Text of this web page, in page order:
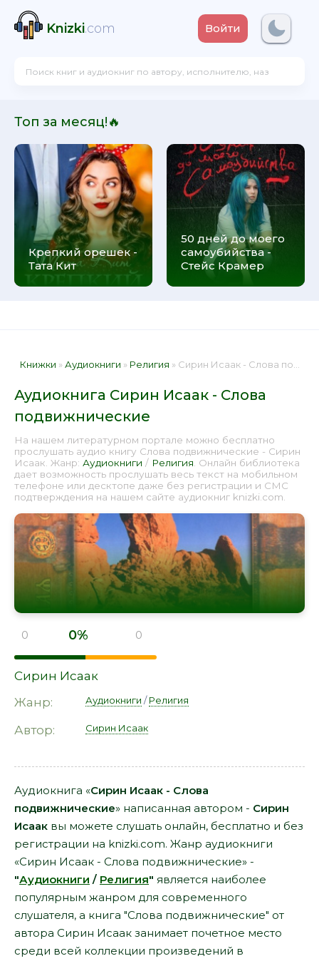
Knizki.com Войти
Топ за месяц!🔥
Крепкий орешек -
Тата Кит
50 дней до моего
самоубийства -
Стейс Крамер
Книжки »Аудиокниги » Религия » Сирин Исаак - Слова подвижнические 📕 - Книга онлайн бесплатно
Аудиокнига Сирин Исаак - Слова
подвижнические
На нашем литературном портале можно бесплатно
прослушать аудио книгу Слова подвижнические - Сирин
Исаак. Жанр: Аудиокниги / Религия . Онлайн библиотека
дает возможность прослушать весь текст на мобильном
телефоне или десктопе даже без регистрации и СМС
подтверждения на нашем сайте аудиокниг knizki.com.
0 0% 0
Сирин Исаак
Жанр:
Аудиокниги /Религия
Автор: Сирин Исаак
Аудиокнига «Сирин Исаак - Слова
подвижнические» написанная автором - Сирин
Исаак вы можете слушать онлайн, бесплатно и без
регистрации на knizki.com. Жанр аудиокниги
«Сирин Исаак - Слова подвижнические» -
"Аудиокниги / Религия" является наиболее
популярным жанром для современного
слушателя, а книга "Слова подвижнические" от
автора Сирин Исаак занимает почетное место
среди всей коллекции произведений в